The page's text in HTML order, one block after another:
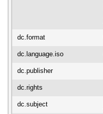
dc.format
dc.language.iso
dc.publisher
dc.rights
dc.subject